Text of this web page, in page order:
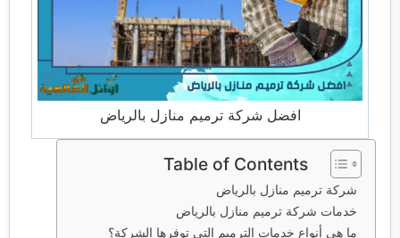
افضل شركة ترميم منازل بالرياض
Table of Contents
شركة ترميم منازل بالرياض
خدمات شركة ترميم منازل بالرياض
ما هي أنواع خدمات الترميم التي توفرها الشركة؟